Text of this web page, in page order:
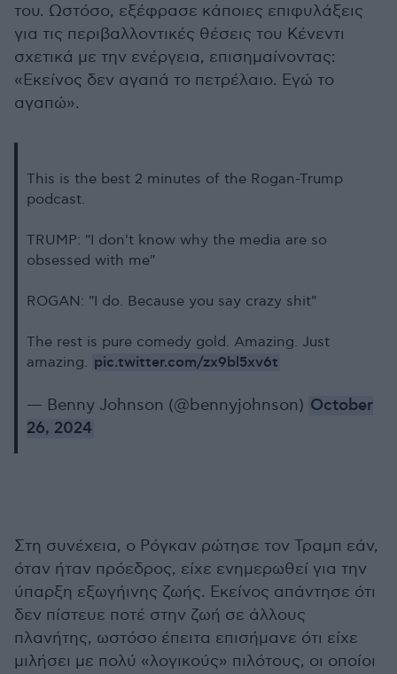
του. Ωστόσο, εξέφρασε κάποιες επιφυλάξεις
για τις περιβαλλοντικές θέσεις του Κένεντι
σχετικά με την ενέργεια, επισημαίνοντας:
«Εκείνος δεν αγαπά το πετρέλαιο. Εγώ το
αγαπώ».
This is the best 2 minutes of the Rogan-Trump
podcast.
TRUMP: "I don't know why the media are so
obsessed with me"
ROGAN: "I do. Because you say crazy shit"
The rest is pure comedy gold. Amazing. Just
amazing. pic.twitter.com/zx9bl5xv6t
— Benny Johnson (@bennyjohnson) October
26, 2024
Στη συνέχεια, ο Ρόγκαν ρώτησε τον Τραμπ εάν,
όταν ήταν πρόεδρος, είχε ενημερωθεί για την
ύπαρξη εξωγήινης ζωής. Εκείνος απάντησε ότι
δεν πίστευε ποτέ στην ζωή σε άλλους
πλανήτης, ωστόσο έπειτα επισήμανε ότι είχε
μιλήσει με πολύ «λογικούς» πιλότους, οι οποίοι